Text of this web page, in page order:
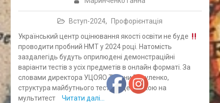
Вступ-2024,
Профорієнтація
Український центр оцінювання якості освіти не буде
проводити пробний НМТ у 2024 році. Натомість
заздалегідь будуть оприлюдені демонстраційні
варіанти тестів з усіх предметів в онлайн форматі. За
словами директора УЦОЯО Тетяни Вакуленко,
структура майбутнього тесту буде схожою на
мультитест
Читати далі…